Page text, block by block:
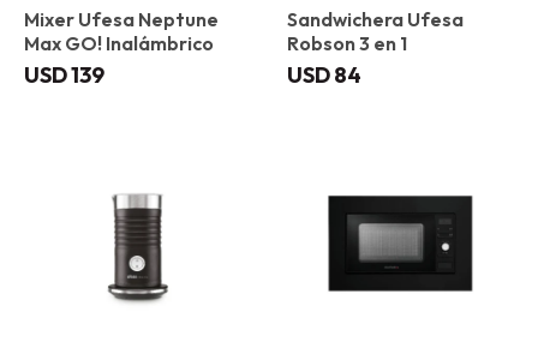
Mixer Ufesa Neptune
Max GO! Inalámbrico
USD139
Sandwichera Ufesa
Robson 3 en 1
USD84